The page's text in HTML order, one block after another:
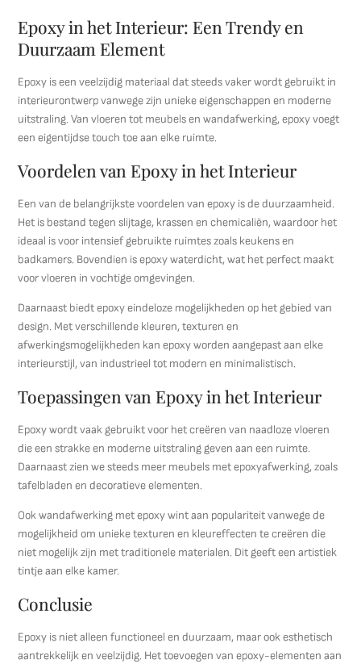
Epoxy in het Interieur: Een Trendy en
Duurzaam Element
Epoxy is een veelzijdig materiaal dat steeds vaker wordt gebruikt in
interieurontwerp vanwege zijn unieke eigenschappen en moderne
uitstraling. Van vloeren tot meubels en wandafwerking, epoxy voegt
een eigentijdse touch toe aan elke ruimte.
Voordelen van Epoxy in het Interieur
Een van de belangrijkste voordelen van epoxy is de duurzaamheid.
Het is bestand tegen slijtage, krassen en chemicaliën, waardoor het
ideaal is voor intensief gebruikte ruimtes zoals keukens en
badkamers. Bovendien is epoxy waterdicht, wat het perfect maakt
voor vloeren in vochtige omgevingen.
Daarnaast biedt epoxy eindeloze mogelijkheden op het gebied van
design. Met verschillende kleuren, texturen en
afwerkingsmogelijkheden kan epoxy worden aangepast aan elke
interieurstijl, van industrieel tot modern en minimalistisch.
Toepassingen van Epoxy in het Interieur
Epoxy wordt vaak gebruikt voor het creëren van naadloze vloeren
die een strakke en moderne uitstraling geven aan een ruimte.
Daarnaast zien we steeds meer meubels met epoxyafwerking, zoals
tafelbladen en decoratieve elementen.
Ook wandafwerking met epoxy wint aan populariteit vanwege de
mogelijkheid om unieke texturen en kleureffecten te creëren die
niet mogelijk zijn met traditionele materialen. Dit geeft een artistiek
tintje aan elke kamer.
Conclusie
Epoxy is niet alleen functioneel en duurzaam, maar ook esthetisch
aantrekkelijk en veelzijdig. Het toevoegen van epoxy-elementen aan